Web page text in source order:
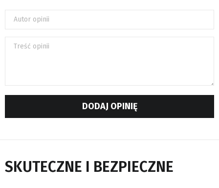
Autor opinii
Treść opinii
DODAJ OPINIĘ
SKUTECZNE I BEZPIECZNE